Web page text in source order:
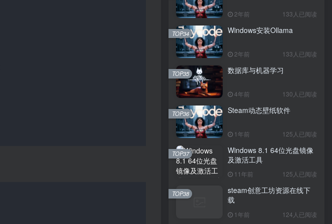
2年前 133人已阅读
Windows安装Ollama
2年前 133人已阅读
TOP34
数据库与机器学习
4年前 130人已阅读
TOP35
Steam动态壁纸软件
1年前 125人已阅读
TOP36
Windows 8.1 64位光盘镜像
及激活工具
11年前 125人已阅读
TOP37
steam创意工坊资源在线下
载
1年前 124人已阅读
TOP38